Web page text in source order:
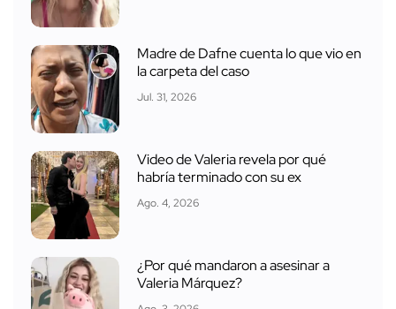
Madre de Dafne cuenta lo que vio en
la carpeta del caso
Jul. 31, 2026
Video de Valeria revela por qué
habría terminado con su ex
Ago. 4, 2026
¿Por qué mandaron a asesinar a
Valeria Márquez?